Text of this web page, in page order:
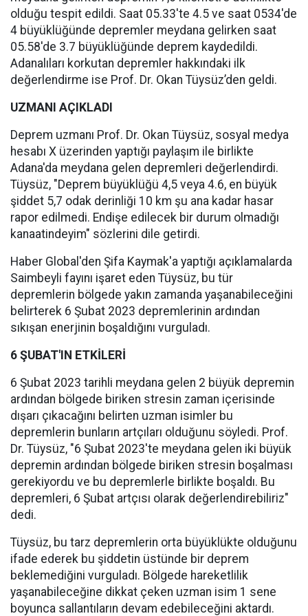
olduğu tespit edildi. Saat 05.33'te 4.5 ve saat 0534'de
4 büyüklüğünde depremler meydana gelirken saat
05.58'de 3.7 büyüklüğünde deprem kaydedildi.
Adanalıları korkutan depremler hakkındaki ilk
değerlendirme ise Prof. Dr. Okan Tüysüz’den geldi.
UZMANI AÇIKLADI
Deprem uzmanı Prof. Dr. Okan Tüysüz, sosyal medya
hesabı X üzerinden yaptığı paylaşım ile birlikte
Adana'da meydana gelen depremleri değerlendirdi.
Tüysüz, "Deprem büyüklüğü 4,5 veya 4.6, en büyük
şiddet 5,7 odak derinliği 10 km şu ana kadar hasar
rapor edilmedi. Endişe edilecek bir durum olmadığı
kanaatindeyim" sözlerini dile getirdi.
Haber Global'den Şifa Kaymak'a yaptığı açıklamalarda
Saimbeyli fayını işaret eden Tüysüz, bu tür
depremlerin bölgede yakın zamanda yaşanabileceğini
belirterek 6 Şubat 2023 depremlerinin ardından
sıkışan enerjinin boşaldığını vurguladı.
6 ŞUBAT'IN ETKİLERİ
6 Şubat 2023 tarihli meydana gelen 2 büyük depremin
ardından bölgede biriken stresin zaman içerisinde
dışarı çıkacağını belirten uzman isimler bu
depremlerin bunların artçıları olduğunu söyledi. Prof.
Dr. Tüysüz, "6 Şubat 2023'te meydana gelen iki büyük
depremin ardından bölgede biriken stresin boşalması
gerekiyordu ve bu depremlerle birlikte boşaldı. Bu
depremleri, 6 Şubat artçısı olarak değerlendirebiliriz"
dedi.
Tüysüz, bu tarz depremlerin orta büyüklükte olduğunu
ifade ederek bu şiddetin üstünde bir deprem
beklemediğini vurguladı. Bölgede hareketlilik
yaşanabileceğine dikkat çeken uzman isim 1 sene
boyunca sallantıların devam edebileceğini aktardı.